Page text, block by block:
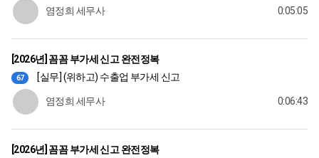
염정희 세무사 0:05:05
[2026년] 꼼꼼 부가세 신고 완전정복
67 [실무] (위하고) 수출업 부가세 신고
염정희 세무사 0:06:43
[2026년] 꼼꼼 부가세 신고 완전정복